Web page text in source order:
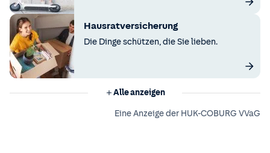
Hausratversicherung
Die Dinge schützen, die Sie lieben.
Alle anzeigen
Eine Anzeige der HUK-COBURG VVaG